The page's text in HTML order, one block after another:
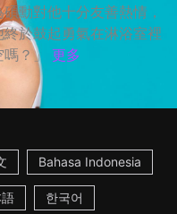
勳對他十分友善熱情，
於鼓起勇氣在淋浴室裡
？」 更多
Bahasa Indonesia
한국어